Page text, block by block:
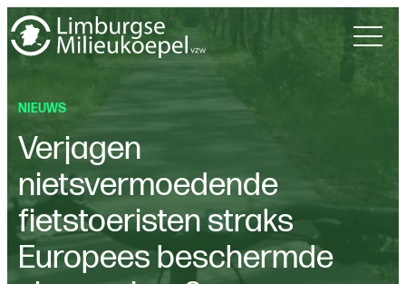
NIEUWS
Verjagen
nietsvermoedende
fietstoeristen straks
Europees beschermde